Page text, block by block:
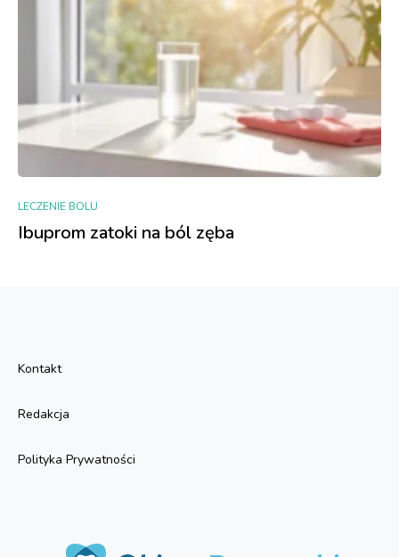
LECZENIE BOLU
Ibuprom zatoki na ból zęba
Kontakt
Redakcja
Polityka Prywatności